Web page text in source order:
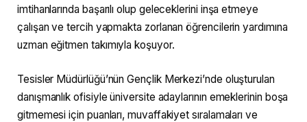
imtihanlarında başarılı olup geleceklerini inşa etmeye
çalışan ve tercih yapmakta zorlanan öğrencilerin yardımına
uzman eğitmen takımıyla koşuyor.
Tesisler Müdürlüğü’nün Gençlik Merkezi’nde oluşturulan
danışmanlık ofisiyle üniversite adaylarının emeklerinin boşa
gitmemesi için puanları, muvaffakiyet sıralamaları ve